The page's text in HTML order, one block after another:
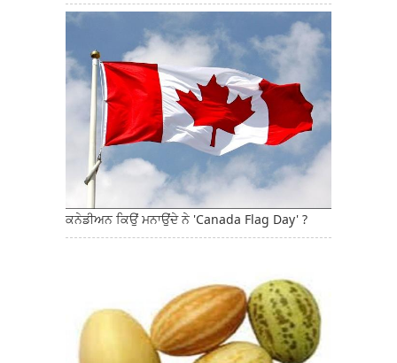
ਕਨੇਡੀਅਨ ਕਿਉਂ ਮਨਾਉਂਦੇ ਨੇ 'Canada Flag Day' ?